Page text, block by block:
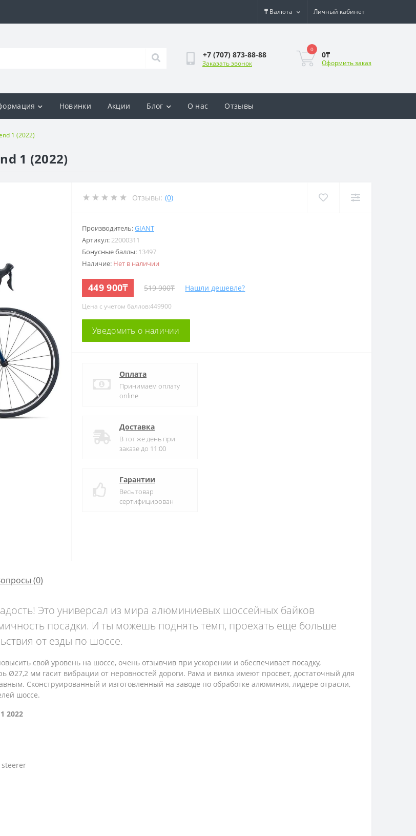
₸ Валюта Личный кабинет
+7 (707) 873-88-88
Заказать звонок
0
0₸
Оформить заказ
Новинки Акции Блог О нас Отзывы
1 (2022)
1 (2022)
Отзывы: (0)
Производитель:GIANT
Артикул: 22000311
Бонусные баллы: 13497
Наличие: Нет в наличии
449 900₸ 519 900₸ Нашли дешевле?
Цена с учетом баллов:449900
Уведомить о наличии
Оплата
Принимаем оплату
online
Доставка
В тот же день при
заказе до 11:00
Гарантии
Весь товар
сертифицирован
(0)
Это универсал из мира алюминиевых шоссейных байков
посадки. И ты можешь поднять темп, проехать еще больше
от езды по шоссе.
свой уровень на шоссе, очень отзывчив при ускорении и обеспечивает посадку,
мм гасит вибрации от неровностей дороги. Рама и вилка имеют просвет, достаточный для
Сконструированный и изготовленный на заводе по обработке алюминия, лидере отрасли,
шоссе.
2022
steerer